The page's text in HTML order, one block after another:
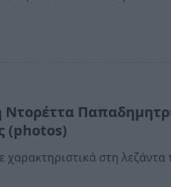
Ντορέττα
(photos)
στη λεζάντα